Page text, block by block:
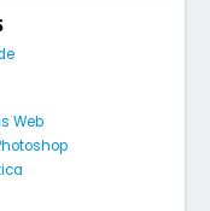
Web